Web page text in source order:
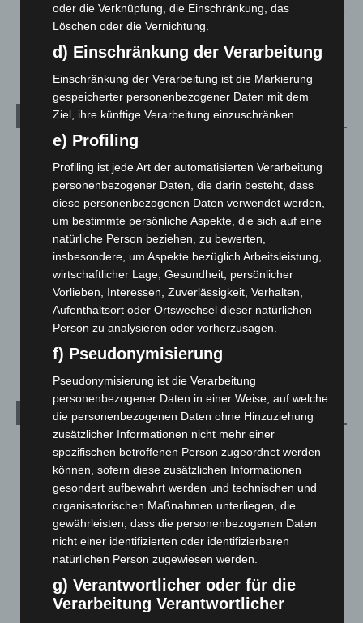
Anklage nach Abschaltung von „Archetyp Market“ erhoben
3. August 2026
Kategorien
Blaulicht
Corona-News
712
Hannover und Region
5.037
Langenhagen und Ortsteile
3.250
Leserbriefe
Menschen
Über uns
Veranstaltungen
Archiv
August 2026(12)
Juli 2026(73)
Juni 2026(139)
Mai 2026(99)
April 2026(99)
Februar 2026(109)
oder die Verknüpfung, die Einschränkung, das
Löschen oder die Vernichtung.
d) Einschränkung der Verarbeitung
Einschränkung der Verarbeitung ist die Markierung
gespeicherter personenbezogener Daten mit dem
Ziel, ihre künftige Verarbeitung einzuschränken.
e) Profiling
Profiling ist jede Art der automatisierten Verarbeitung
personenbezogener Daten, die darin besteht, dass
diese personenbezogenen Daten verwendet werden,
um bestimmte persönliche Aspekte, die sich auf eine
natürliche Person beziehen, zu bewerten,
insbesondere, um Aspekte bezüglich Arbeitsleistung,
wirtschaftlicher Lage, Gesundheit, persönlicher
Vorlieben, Interessen, Zuverlässigkeit, Verhalten,
Aufenthaltsort oder Ortswechsel dieser natürlichen
Person zu analysieren oder vorherzusagen.
f) Pseudonymisierung
Pseudonymisierung ist die Verarbeitung
personenbezogener Daten in einer Weise, auf welche
die personenbezogenen Daten ohne Hinzuziehung
zusätzlicher Informationen nicht mehr einer
spezifischen betroffenen Person zugeordnet werden
können, sofern diese zusätzlichen Informationen
gesondert aufbewahrt werden und technischen und
organisatorischen Maßnahmen unterliegen, die
gewährleisten, dass die personenbezogenen Daten
nicht einer identifizierten oder identifizierbaren
natürlichen Person zugewiesen werden.
g) Verantwortlicher oder für die
Verarbeitung Verantwortlicher